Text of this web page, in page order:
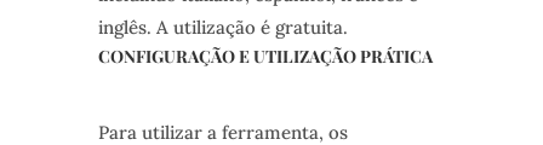
inglês. A utilização é gratuita.
CONFIGURAÇÃO E UTILIZAÇÃO PRÁTICA
Para utilizar a ferramenta, os